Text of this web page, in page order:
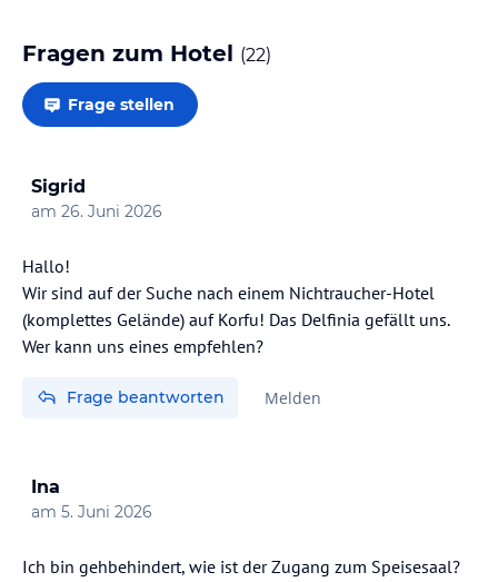
Fragen zum Hotel (22)
Frage stellen
Sigrid
am 26. Juni 2026
Hallo!
Wir sind auf der Suche nach einem Nichtraucher-Hotel
(komplettes Gelände) auf Korfu! Das Delfinia gefällt uns.
Frage beantworten Melden
Ina
am 5. Juni 2026
Ich bin gehbehindert, wie ist der Zugang zum Speisesaal?